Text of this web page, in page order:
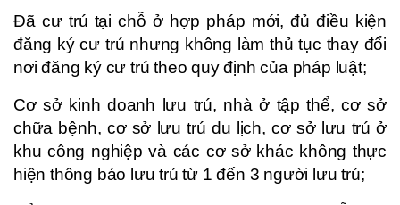
Đã cư trú tại chỗ ở hợp pháp mới, đủ điều kiện
đăng ký cư trú nhưng không làm thủ tục thay đổi
nơi đăng ký cư trú theo quy định của pháp luật;
Cơ sở kinh doanh lưu trú, nhà ở tập thể, cơ sở
chữa bệnh, cơ sở lưu trú du lịch, cơ sở lưu trú ở
khu công nghiệp và các cơ sở khác không thực
hiện thông báo lưu trú từ 1 đến 3 người lưu trú;